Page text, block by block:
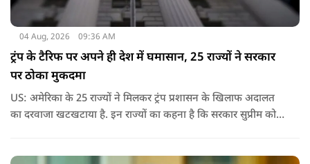
04 Aug, 2026 09:36 AM
ट्रंप के टैरिफ पर अपने ही देश में घमासान, 25 राज्यों ने सरकार
पर ठोका मुकदमा
US: अमेरिका के 25 राज्यों ने मिलकर ट्रंप प्रशासन के खिलाफ अदालत
का दरवाजा खटखटाया है. इन राज्यों का कहना है कि सरकार सुप्रीम कोर्ट